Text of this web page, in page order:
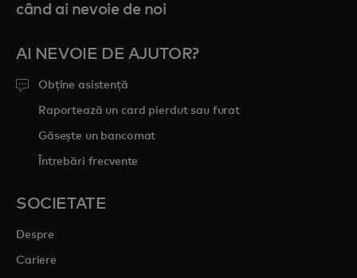
când ai nevoie de noi
AI NEVOIE DE AJUTOR?
Obține asistență
Raportează un card pierdut sau furat
Găsește un bancomat
Întrebări frecvente
SOCIETATE
Despre
Cariere